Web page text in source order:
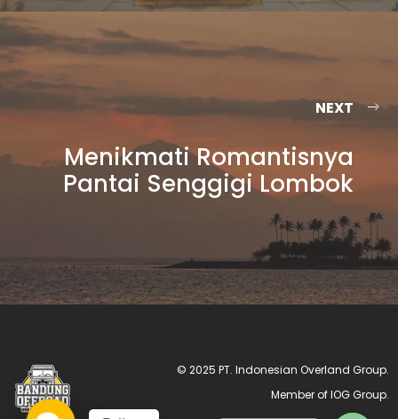
NEXT
Menikmati Romantisnya
Pantai Senggigi Lombok
© 2025 PT. Indonesian Overland Group.
Member of IOG Group.